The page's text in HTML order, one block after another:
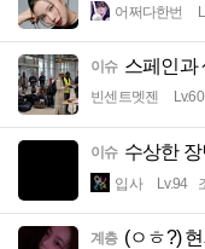
어쩌다한번
이슈 스페인과
빈센트멧젠 Lv.60
이슈 수상한
입사 Lv.94
계층 (ㅇㅎ?)